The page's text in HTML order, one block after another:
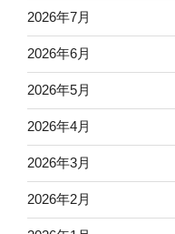
2026年7月
2026年6月
2026年5月
2026年4月
2026年3月
2026年2月